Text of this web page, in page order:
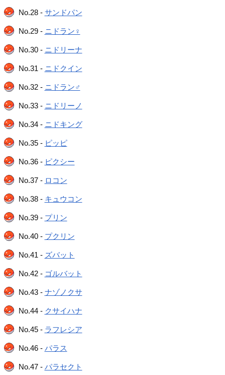
No.28 - サンドパン
No.29 - ニドラン♀
No.30 - ニドリーナ
No.31 - ニドクイン
No.32 - ニドラン♂
No.33 - ニドリーノ
No.34 - ニドキング
No.35 - ピッピ
No.36 - ピクシー
No.37 - ロコン
No.38 - キュウコン
No.39 - プリン
No.40 - プクリン
No.41 - ズバット
No.42 - ゴルバット
No.43 - ナゾノクサ
No.44 - クサイハナ
No.45 - ラフレシア
No.46 - パラス
No.47 - パラセクト